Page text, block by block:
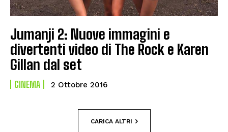
Jumanji 2: Nuove immagini e
divertenti video di The Rock e Karen
Gillan dal set
CINEMA 2 Ottobre 2016
CARICA ALTRI